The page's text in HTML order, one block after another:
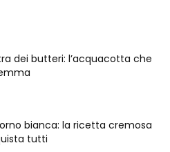
dei butteri: l’acquacotta che
bianca: la ricetta cremosa
tutti